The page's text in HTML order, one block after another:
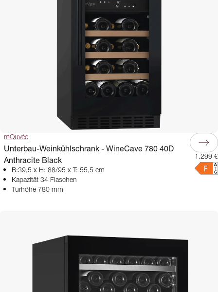
mQuvée
Unterbau-Weinkühlschrank - WineCave 780 40D
Anthracite Black
B:39,5 x H: 88/95 x T: 55,5 cm
Kapazität 34 Flaschen
Turhöhe 780 mm
1.299 €